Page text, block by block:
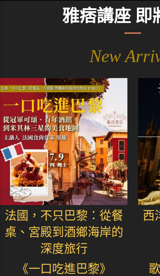
雅痞講座 即
New
法國，不只巴黎：從餐
桌、宮殿到酒鄉海岸的
深度旅行
《一口吃進巴黎》
西